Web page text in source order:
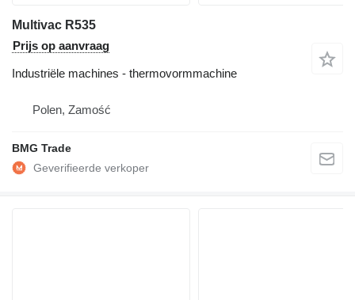
Multivac R535
Prijs op aanvraag
Industriële machines - thermovormmachine
Polen, Zamość
BMG Trade